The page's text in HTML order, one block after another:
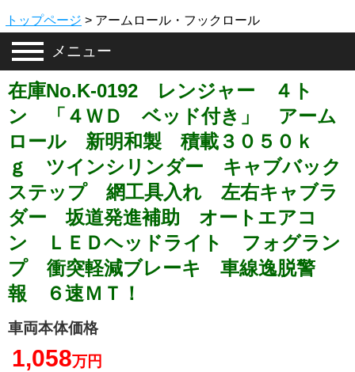
トップページ > アームロール・フックロール
メニュー
在庫No.K-0192 レンジャー ４ト
ン 「４ＷＤ ベッド付き」 アーム
ロール 新明和製 積載３０５０ｋ
ｇ ツインシリンダー キャブバック
ステップ 網工具入れ 左右キャブラ
ダー 坂道発進補助 オートエアコ
ン ＬＥＤヘッドライト フォグラン
プ 衝突軽減ブレーキ 車線逸脱警
報 ６速ＭＴ！
車両本体価格
1,058万円